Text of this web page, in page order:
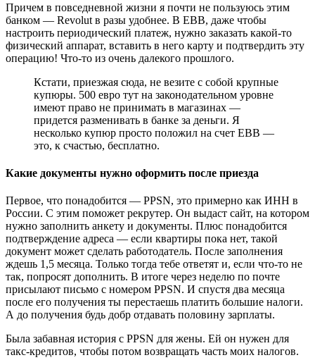
Причем в повседневной жизни я почти не пользуюсь этим
банком — Revolut в разы удобнее. В EBB, даже чтобы
настроить периодический платеж, нужно заказать какой-то
физический аппарат, вставить в него карту и подтвердить эту
операцию! Что-то из очень далекого прошлого.
Кстати, приезжая сюда, не везите с собой крупные
купюры. 500 евро тут на законодательном уровне
имеют право не принимать в магазинах —
придется разменивать в банке за деньги. Я
несколько купюр просто положил на счет EBB —
это, к счастью, бесплатно.
Какие документы нужно оформить после приезда
Первое, что понадобится — PPSN, это примерно как ИНН в
России. С этим поможет рекрутер. Он выдаст сайт, на котором
нужно заполнить анкету и документы. Плюс понадобится
подтверждение адреса — если квартиры пока нет, такой
документ может сделать работодатель. После заполнения
ждешь 1,5 месяца. Только тогда тебе ответят и, если что-то не
так, попросят дополнить. В итоге через неделю по почте
присылают письмо с номером PPSN. И спустя два месяца
после его получения ты перестаешь платить большие налоги.
А до получения будь добр отдавать половину зарплаты.
Была забавная история с PPSN для жены. Ей он нужен для
такс-кредитов, чтобы потом возвращать часть моих налогов.